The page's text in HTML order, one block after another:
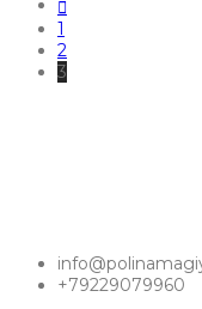
1
2
3
+79229079960